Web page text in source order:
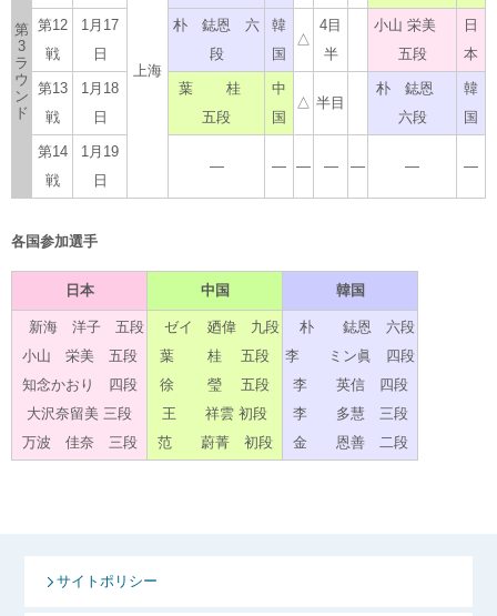
第
3
ラ
ウ
ン
ド
上海
第12
戦
1月17
日
朴 鋕恩 六
段
韓
国
△
4目
半
小山 栄美
五段
日
本
第13
戦
1月18
日
葉 桂
五段
中
国
△ 半目
朴 鋕恩
六段
韓
国
第14
戦
1月19
日
― ― ― ― ― ― ―
各国参加選手
日本 中国 韓国
新海 洋子 五段
小山 栄美 五段
知念かおり 四段
大沢奈留美 三段
万波 佳奈 三段
ゼイ 廼偉 九段
葉 桂 五段
徐 瑩 五段
王 祥雲 初段
范 蔚菁 初段
朴 鋕恩 六段
李 ミン眞 四段
李 英信 四段
李 多慧 三段
金 恩善 二段
サイトポリシー